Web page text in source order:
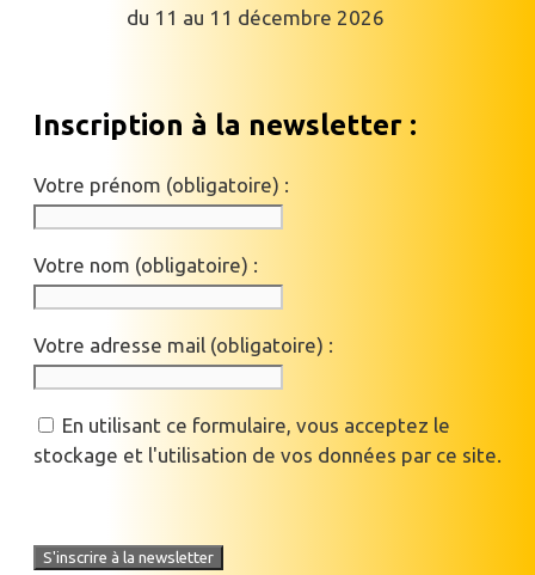
du 11 au 11 décembre 2026
Inscription à la newsletter :
Votre prénom (obligatoire) :
Votre nom (obligatoire) :
Votre adresse mail (obligatoire) :
En utilisant ce formulaire, vous acceptez le
stockage et l'utilisation de vos données par ce site.